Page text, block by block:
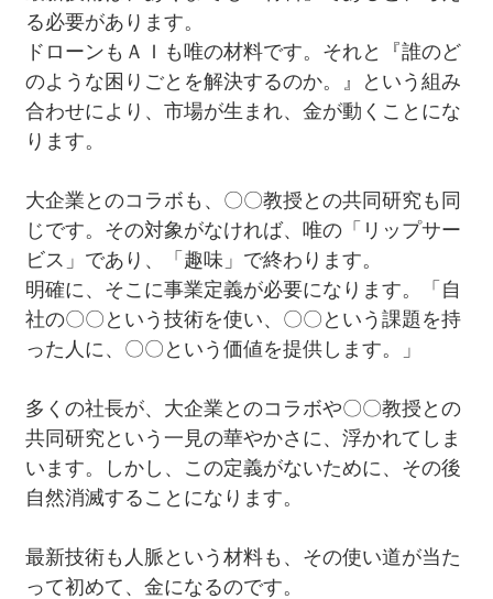
る必要があります。
ドローンもＡＩも唯の材料です。それと『誰のど
のような困りごとを解決するのか。』という組み
合わせにより、市場が生まれ、金が動くことにな
ります。
大企業とのコラボも、〇〇教授との共同研究も同
じです。その対象がなければ、唯の「リップサー
ビス」であり、「趣味」で終わります。
明確に、そこに事業定義が必要になります。「自
社の〇〇という技術を使い、〇〇という課題を持
った人に、〇〇という価値を提供します。」
多くの社長が、大企業とのコラボや〇〇教授との
共同研究という一見の華やかさに、浮かれてしま
います。しかし、この定義がないために、その後
自然消滅することになります。
最新技術も人脈という材料も、その使い道が当た
って初めて、金になるのです。